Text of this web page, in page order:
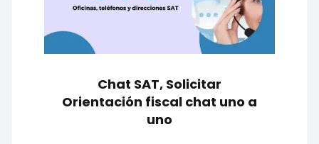
Chat SAT, Solicitar
Orientación fiscal chat uno a
uno